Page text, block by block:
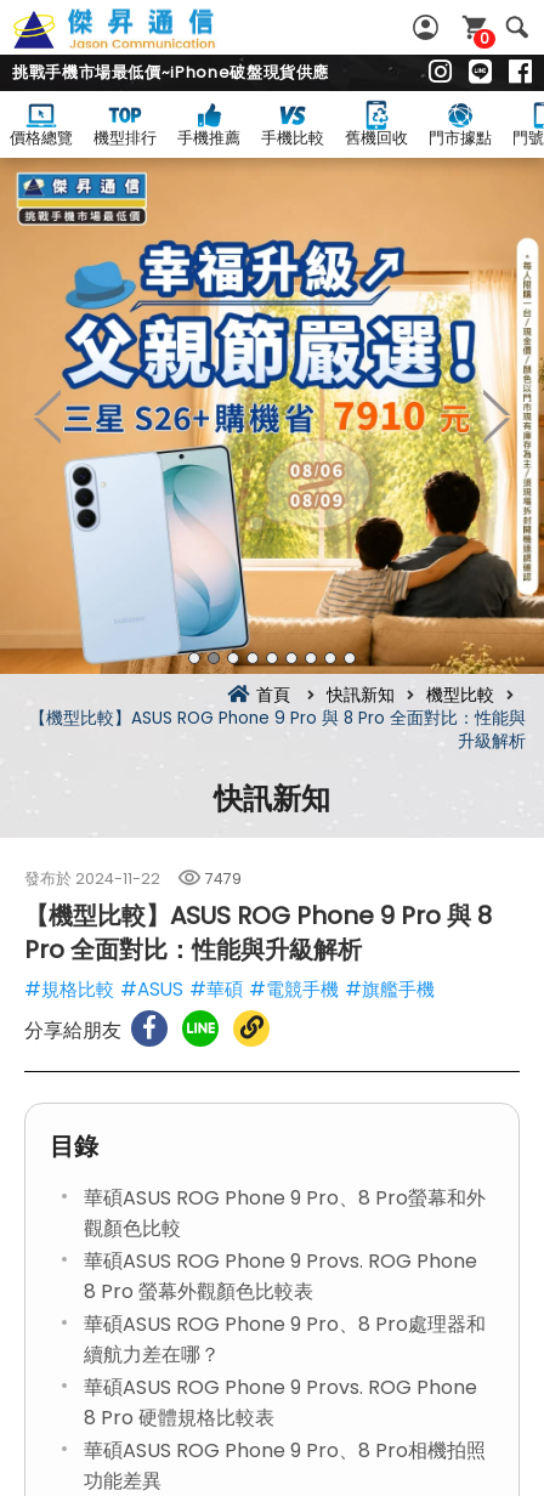
0
挑戰手機市場最低價~iPhone破盤現貨供應
價格總覽 機型排行 手機推薦 手機比較 舊機回收 門市據點 門
首頁 快訊新知
機型比較
【機型比較】ASUS ROG Phone 9 Pro 與 8 Pro 全面對比：性能與
升級解析
快訊新知
發布於 2024-11-22 7479
【機型比較】ASUS ROG Phone 9 Pro 與 8
Pro 全面對比：性能與升級解析
#規格比較 #ASUS #華碩 #電競手機 #旗艦手機
分享給朋友
目錄
華碩ASUS ROG Phone 9 Pro、8 Pro螢幕和外
觀顏色比較
華碩ASUS ROG Phone 9 Provs. ROG Phone
8 Pro 螢幕外觀顏色比較表
華碩ASUS ROG Phone 9 Pro、8 Pro處理器和
續航力差在哪？
華碩ASUS ROG Phone 9 Provs. ROG Phone
8 Pro 硬體規格比較表
華碩ASUS ROG Phone 9 Pro、8 Pro相機拍照
功能差異